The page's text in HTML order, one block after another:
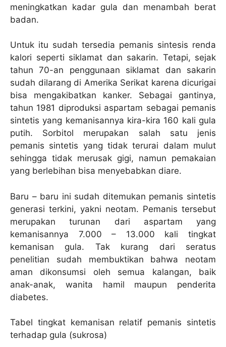
meningkatkan kadar gula dan menambah berat
badan.
Untuk itu sudah tersedia pemanis sintesis renda
kalori seperti siklamat dan sakarin. Tetapi, sejak
tahun 70-an penggunaan siklamat dan sakarin
sudah dilarang di Amerika Serikat karena dicurigai
bisa mengakibatkan kanker. Sebagai gantinya,
tahun 1981 diproduksi aspartam sebagai pemanis
sintetis yang kemanisannya kira-kira 160 kali gula
putih. Sorbitol merupakan salah satu jenis
pemanis sintetis yang tidak terurai dalam mulut
sehingga tidak merusak gigi, namun pemakaian
yang berlebihan bisa menyebabkan diare.
Baru – baru ini sudah ditemukan pemanis sintetis
generasi terkini, yakni neotam. Pemanis tersebut
merupakan turunan dari aspartam yang
kemanisannya 7.000 – 13.000 kali tingkat
kemanisan gula. Tak kurang dari seratus
penelitian sudah membuktikan bahwa neotam
aman dikonsumsi oleh semua kalangan, baik
anak-anak, wanita hamil maupun penderita
diabetes.
Tabel tingkat kemanisan relatif pemanis sintetis
terhadap gula (sukrosa)